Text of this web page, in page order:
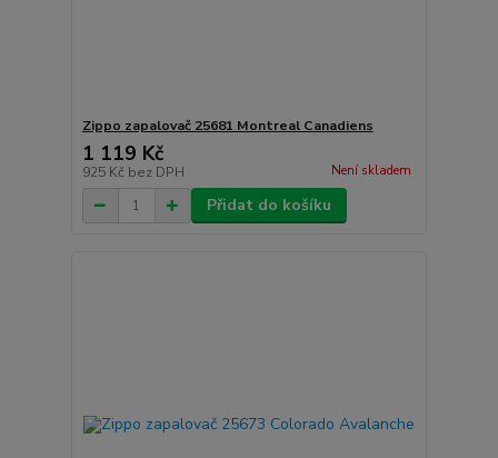
Zippo zapalovač 25681 Montreal Canadiens
1 119 Kč
925 Kč bez DPH Není skladem
Přidat do košíku